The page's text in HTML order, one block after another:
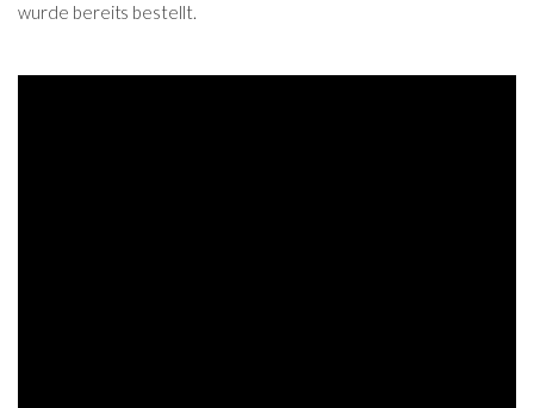
wurde bereits bestellt.